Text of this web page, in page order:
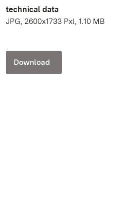
technical data
JPG, 2600x1733 Pxl, 1.10 MB
Download